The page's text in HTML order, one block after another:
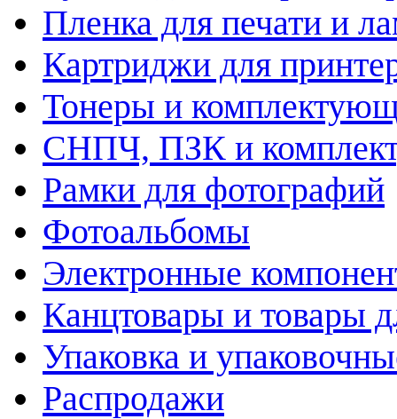
Пленка для печати и
Картриджи для
Тонеры и
СНПЧ, ПЗК и
Рамки для фотографий
Фотоальбомы
Электронные
Канцтовары и товары
Упаковка и
Распродажи